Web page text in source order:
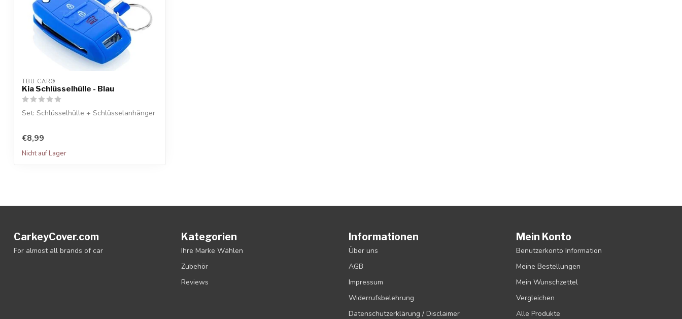
TBU CAR®
Kia Schlüsselhülle - Blau
Set: Schlüsselhülle + Schlüsselanhänger
€8,99
Nicht auf Lager
CarkeyCover.com
For almost all brands of car
Kategorien
Ihre Marke Wählen
Zubehör
Reviews
Informationen
Über uns
AGB
Impressum
Widerrufsbelehrung
Datenschutzerklärung / Disclaimer
Mein Konto
Benutzerkonto Information
Meine Bestellungen
Mein Wunschzettel
Vergleichen
Alle Produkte